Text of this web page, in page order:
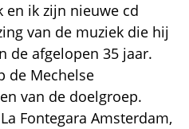
en ik zijn nieuwe cd
van de muziek die hij
de afgelopen 35 jaar.
de Mechelse
van de doelgroep.
Fontegara Amsterdam,